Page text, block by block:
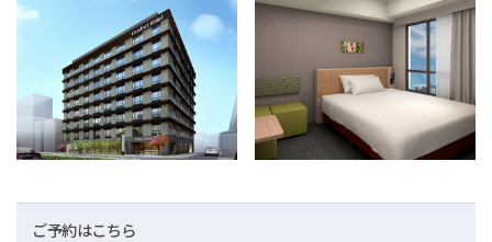
ご予約はこちら